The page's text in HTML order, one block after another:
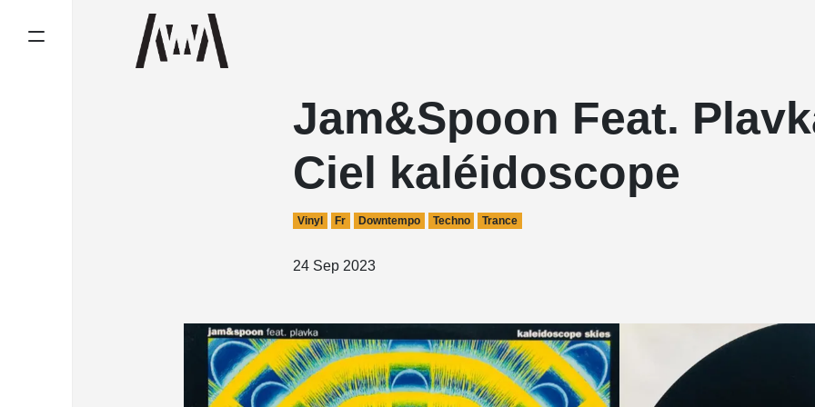
Jam&Spoon Feat.
Ciel kaléidoscope
Vinyl Fr Downtempo Techno Trance
24 Sep 2023